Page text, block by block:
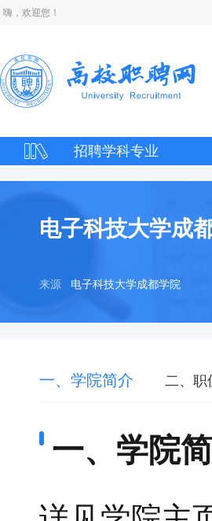
嗨，欢迎您！
招聘学科专业
电子科技大学成
来源 电子科技大学成都学院
一、学院简介 二、职
一、学院